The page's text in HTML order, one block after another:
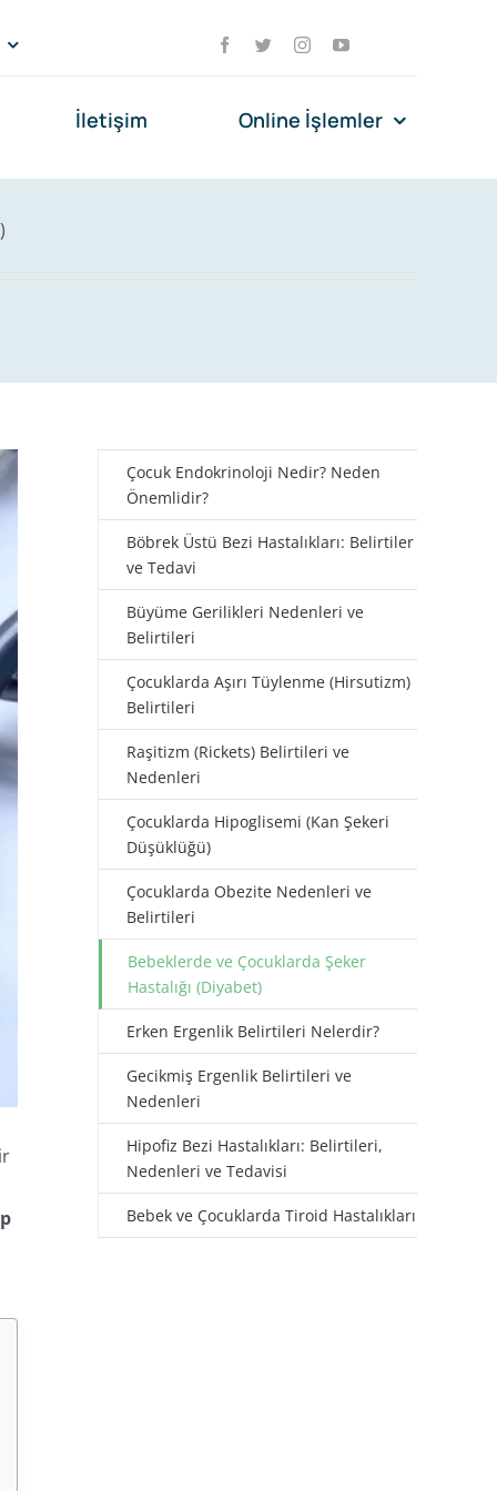
İletişim Online İşlemler
Çocuk Endokrinoloji Nedir? Neden
Önemlidir?
Böbrek Üstü Bezi Hastalıkları: Belirtiler
ve Tedavi
Büyüme Gerilikleri Nedenleri ve
Belirtileri
Çocuklarda Aşırı Tüylenme (Hirsutizm)
Belirtileri
Raşitizm (Rickets) Belirtileri ve
Nedenleri
Çocuklarda Hipoglisemi (Kan Şekeri
Düşüklüğü)
Çocuklarda Obezite Nedenleri ve
Belirtileri
Bebeklerde ve Çocuklarda Şeker
Hastalığı (Diyabet)
Erken Ergenlik Belirtileri Nelerdir?
Gecikmiş Ergenlik Belirtileri ve
Nedenleri
Hipofiz Bezi Hastalıkları: Belirtileri,
Nedenleri ve Tedavisi
Bebek ve Çocuklarda Tiroid Hastalıkları